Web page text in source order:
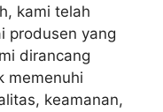
kami telah
produsen yang
dirancang
memenuhi
keamanan,